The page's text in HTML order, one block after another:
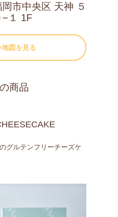
市中央区 天神 ５
−１ 1F
地図を見る
商品
グルテンフリーチーズケ